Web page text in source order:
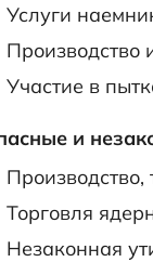
Услуги
Производство
Участие в
и
Торговля
Незаконная